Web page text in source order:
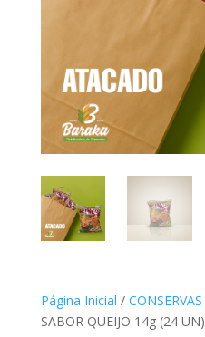
Página Inicial / CONSERVAS
SABOR QUEIJO 14g (24 UN)